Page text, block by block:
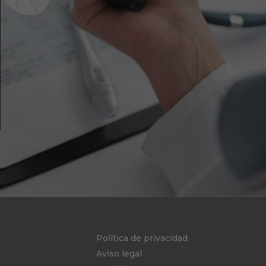
Política de privacidad
Aviso legal